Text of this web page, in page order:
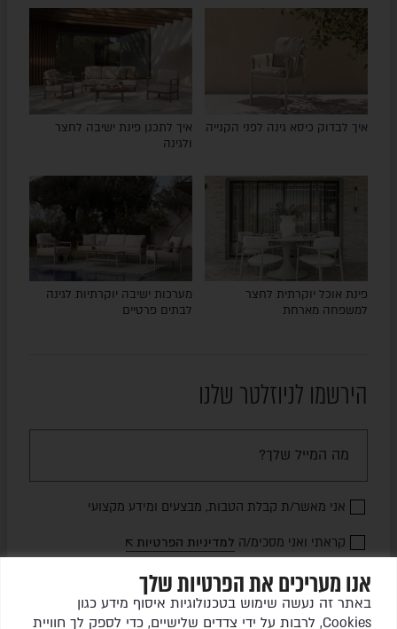
אנו מעריכים את הפרטיות שלך
באתר זה נעשה שימוש בטכנולוגיות איסוף מידע כגון
Cookies, לרבות על ידי צדדים שלישיים, כדי לספק לך חוויית
איך לבדוק כיסא גינה לפני הקנייה
איך לתכנן פינת ישיבה לחצר
ולגינה
פינת אוכל יוקרתית לחצר
למשפחה מארחת
מערכות ישיבה יוקרתיות לגינה
לבתים פרטיים
הירשמו לניוזלטר שלנו
אני מאשר/ת קבלת הטבות, מבצעים ומידע מקצועי
קראתי ואני מסכימ/ה למדיניות הפרטיות
שלחו לי עדכונים